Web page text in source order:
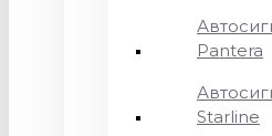
Pantera
Starline